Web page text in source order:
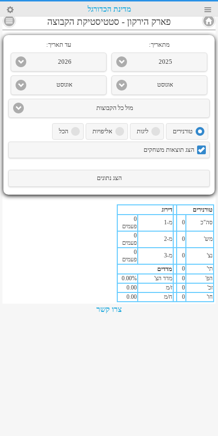
24 מדינת הכדורגל
פארק הירקון - סטטיסטיקת הקבוצה
מתאריך:
2025
אוגוסט
עד תאריך:
2026
אוגוסט
מול כל הקבוצות
טורנירים ליגות אליפויות הכל
הצג תוצאות משחקים
הצג נתונים
טורנירים דירוג
סה"כ 0 מ-1
0
פעמים
מש'
0 מ-2
0
פעמים
נצ'
0 מ-3
0
פעמים
תי'
0 מדדים
הפ' 0 מדד הצ' 0.00%
זכ'
0 ז/מ
0.00
חו'
0 ח/מ 0.00
צרו קשר
4